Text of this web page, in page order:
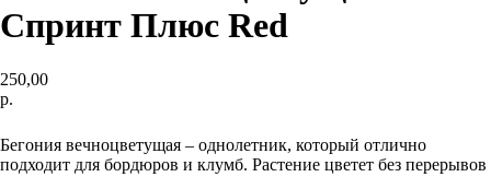
Спринт Плюс Red
250,00
р.
Бегония вечноцветущая – однолетник, который отлично
подходит для бордюров и клумб. Растение цветет без перерывов